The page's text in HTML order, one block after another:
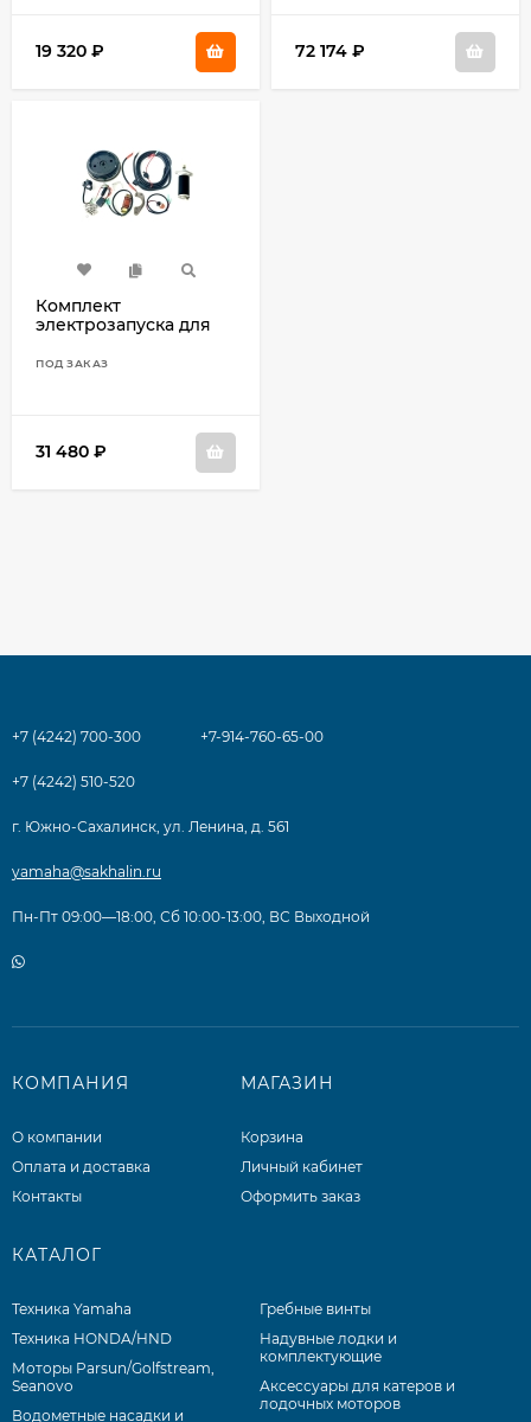
19 320 ₽ 72 174 ₽
Комплект
электрозапуска для
ПОД ЗАКАЗ
31 480 ₽
+7 (4242) 700-300 +7-914-760-65-00
+7 (4242) 510-520
г. Южно-Сахалинск, ул. Ленина, д. 561
yamaha@sakhalin.ru
Пн-Пт 09:00—18:00, Сб 10:00-13:00, ВС Выходной
КОМПАНИЯ
О компании
Оплата и доставка
Контакты
МАГАЗИН
Корзина
Личный кабинет
Оформить заказ
КАТАЛОГ
Техника Yamaha
Техника HONDA/HND
Моторы Parsun/Golfstream,
Seanovo
Водометные насадки и
Гребные винты
Надувные лодки и
комплектующие
Аксессуары для катеров и
лодочных моторов